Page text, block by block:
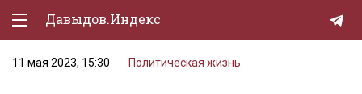
Давыдов.Индекс
Политическая жизнь
11 мая 2023, 15:30 Политическая жизнь